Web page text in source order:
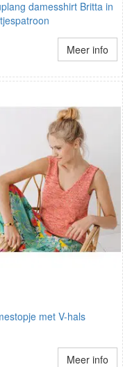
damesshirt Britta in
Meer info
met V-hals
Meer info